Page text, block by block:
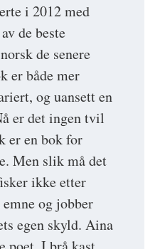
i 2012 med
de beste
de senere
er både mer
og uansett en
er det ingen tvil
er en bok for
Men slik må det
ikke etter
og jobber
egen skyld. Aina